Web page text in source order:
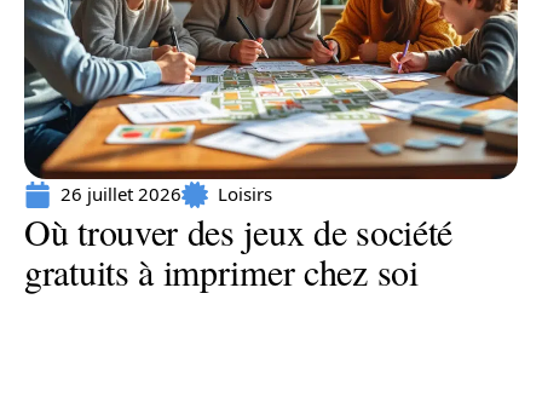
26 juillet 2026 Loisirs
Où trouver des jeux de société
gratuits à imprimer chez soi